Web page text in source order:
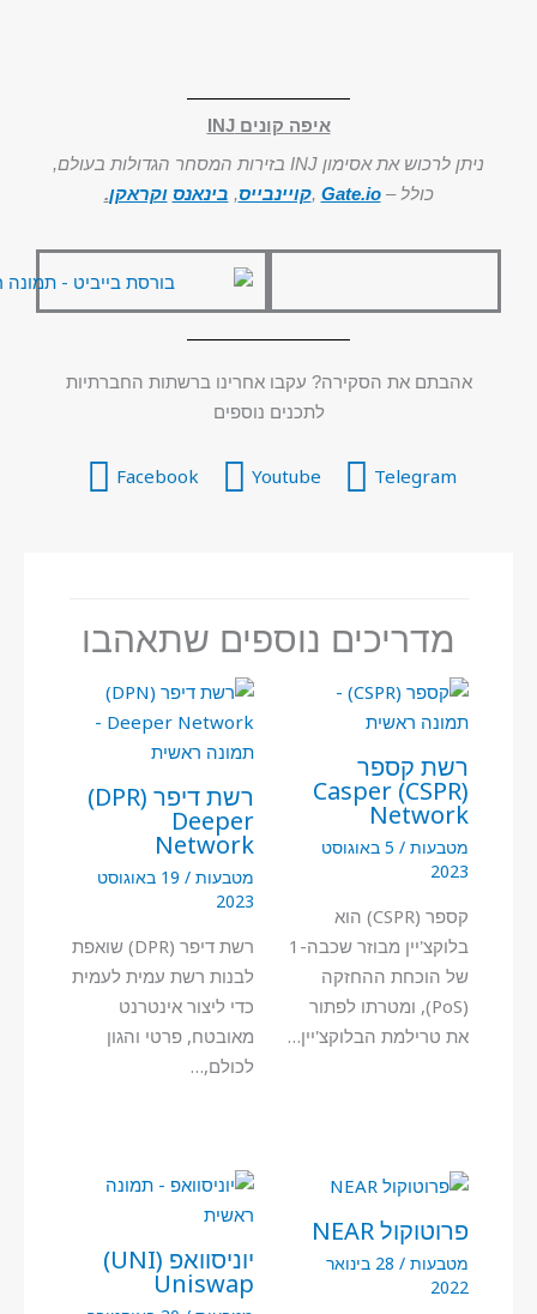
איפה קונים INJ
ניתן לרכוש את אסימון INJ בזירות המסחר הגדולות בעולם,
כולל –Gate.io
,קויינבייס, בינאנס וקראקן.
אהבתם את הסקירה? עקבו אחרינו ברשתות החברתיות
לתכנים נוספים
Telegram
Youtube
Facebook
מדריכים נוספים שתאהבו
רשת קספר
(CSPR) Casper
Network
מטבעות /
5 באוגוסט
2023
קספר (CSPR) הוא
בלוקצ'יין מבוזר שכבה-1
של הוכחת ההחזקה
(PoS), ומטרתו לפתור
את טרילמת הבלוקצ'יין…
רשת דיפר (DPR)
Deeper
Network
מטבעות /
19 באוגוסט
2023
רשת דיפר (DPR) שואפת
לבנות רשת עמית לעמית
כדי ליצור אינטרנט
מאובטח, פרטי והגון
לכולם,…
פרוטוקול NEAR
מטבעות /
28 בינואר
2022
יוניסוואפ (UNI)
Uniswap